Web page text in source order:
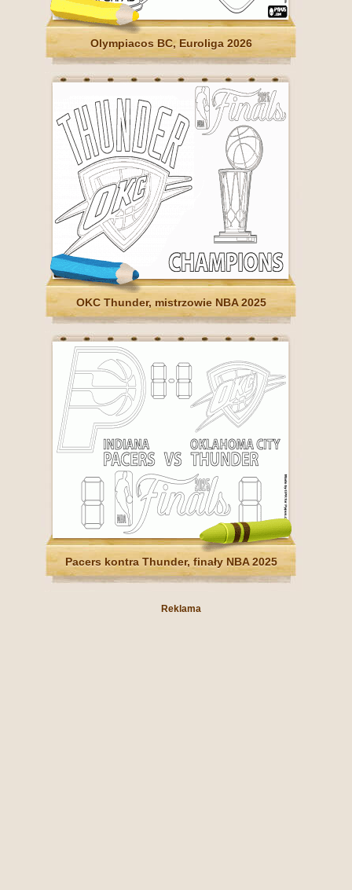
Olympiacos BC, Euroliga 2026
OKC Thunder, mistrzowie NBA 2025
Pacers kontra Thunder, finały NBA 2025
Reklama